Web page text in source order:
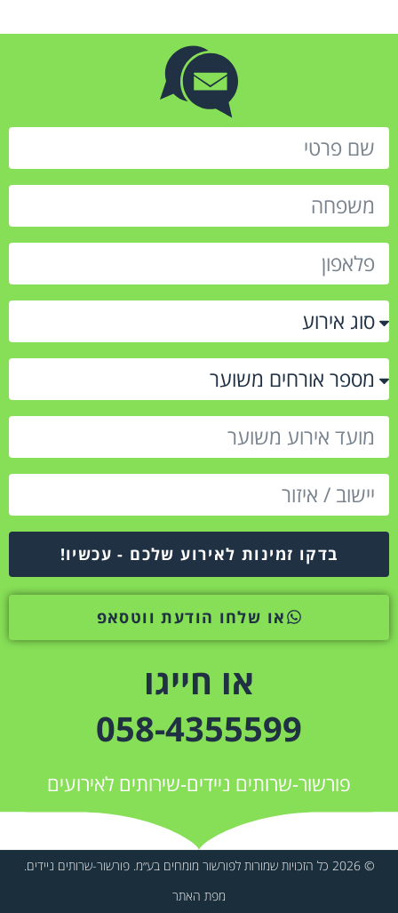
בדקו זמינות לאירוע שלכם - עכשיו!
או שלחו הודעת ווטסאפ
או חייגו
058-4355599
פורשור-שרותים ניידים-שירותים לאירועים
© 2026 כל הזכויות שמורות לפורשור מומחים בע״מ. פורשור-שרותים ניידים.
מפת האתר